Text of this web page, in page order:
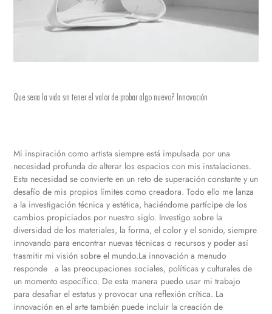
Que seria la vida sin tener el valor de probar algo nuevo? Innovación
Mi inspiración como artista siempre está impulsada por una
necesidad profunda de alterar los espacios con mis instalaciones.
Esta necesidad se convierte en un reto de superación constante y un
desafío de mis propios límites como creadora. Todo ello me lanza
a la investigación técnica y estética, haciéndome partícipe de los
cambios propiciados por nuestro siglo. Investigo sobre la
diversidad de los materiales, la forma, el color y el sonido, siempre
innovando para encontrar nuevas técnicas o recursos y poder así
trasmitir mi visión sobre el mundo.La innovación a menudo
responde a las preocupaciones sociales, políticas y culturales de
un momento específico. De esta manera puedo usar mi trabajo
para desafiar el estatus y provocar una reflexión crítica. La
innovación en el arte también puede incluir la creación de